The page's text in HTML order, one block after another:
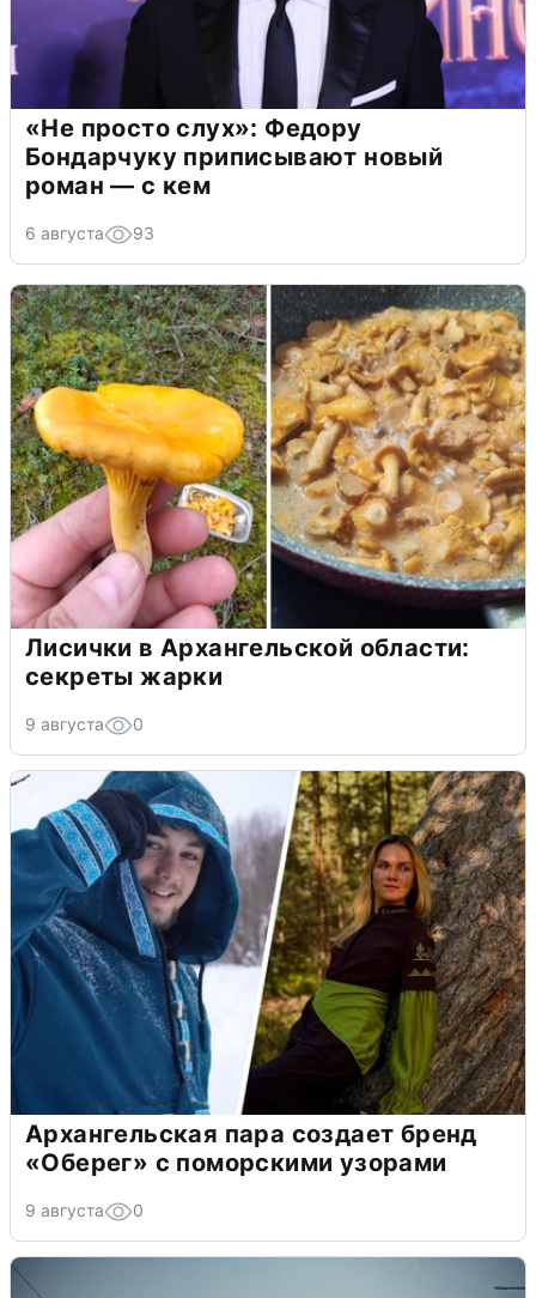
«Не просто слух»: Федору
Бондарчуку приписывают новый
роман — с кем
6 августа 93
Лисички в Архангельской области:
секреты жарки
9 августа 0
Архангельская пара создает бренд
«Оберег» с поморскими узорами
9 августа 0